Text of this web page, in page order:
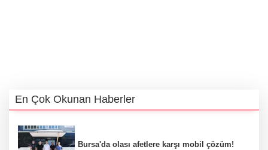
En Çok Okunan Haberler
Bursa'da olası afetlere karşı mobil çözüm!